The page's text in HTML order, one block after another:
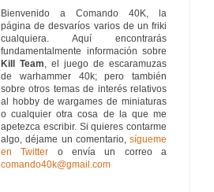
Bienvenido a Comando 40K, la
página de desvaríos varios de un friki
cualquiera. Aquí encontrarás
fundamentalmente información sobre
Kill Team , el juego de escaramuzas
de warhammer 40k; pero también
sobre otros temas de interés relativos
al hobby de wargames de miniaturas
o cualquier otra cosa de la que me
apetezca escribir. Si quieres contarme
algo, déjame un comentario, sígueme
en Twitter o envía un correo a
comando40k@gmail.com